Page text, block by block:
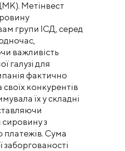
Метінвест
групи ІСД, серед
важливість
галузі для
фактично
конкурентів
їх у складні
сировину з
платежів. Сума
заборгованості